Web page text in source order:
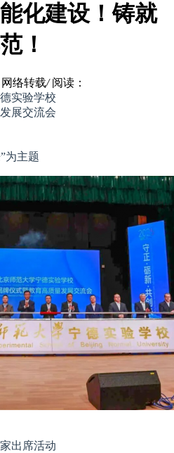
化建设！铸就
！
络转载/ 阅读：
实验学校
展交流会
为主题
出席活动